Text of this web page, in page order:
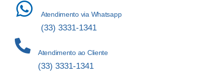
Atendimento via Whatsapp
(33) 3331-1341
Atendimento ao Cliente
(33) 3331-1341